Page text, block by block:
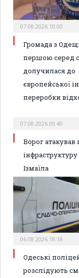
07.08.2026 10:00
Громада з
першою серед
долучилася до
європейської
переробки
07.08.2026 09:40
Ворог атакував
Ізмаїла
06.08.2026 18:18
Одеські
розслідують